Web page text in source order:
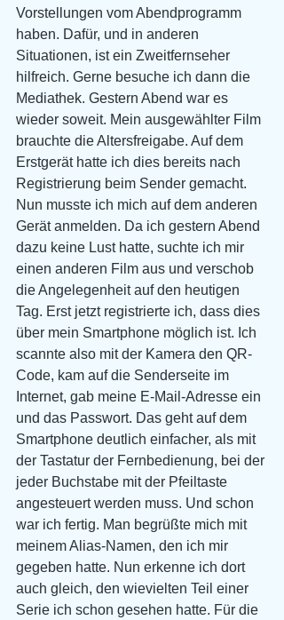
Vorstellungen vom Abendprogramm
haben. Dafür, und in anderen
Situationen, ist ein Zweitfernseher
hilfreich. Gerne besuche ich dann die
Mediathek. Gestern Abend war es
wieder soweit. Mein ausgewählter Film
brauchte die Altersfreigabe. Auf dem
Erstgerät hatte ich dies bereits nach
Registrierung beim Sender gemacht.
Nun musste ich mich auf dem anderen
Gerät anmelden. Da ich gestern Abend
dazu keine Lust hatte, suchte ich mir
einen anderen Film aus und verschob
die Angelegenheit auf den heutigen
Tag. Erst jetzt registrierte ich, dass dies
über mein Smartphone möglich ist. Ich
scannte also mit der Kamera den QR-
Code, kam auf die Senderseite im
Internet, gab meine E-Mail-Adresse ein
und das Passwort. Das geht auf dem
Smartphone deutlich einfacher, als mit
der Tastatur der Fernbedienung, bei der
jeder Buchstabe mit der Pfeiltaste
angesteuert werden muss. Und schon
war ich fertig. Man begrüßte mich mit
meinem Alias-Namen, den ich mir
gegeben hatte. Nun erkenne ich dort
auch gleich, den wievielten Teil einer
Serie ich schon gesehen hatte. Für die